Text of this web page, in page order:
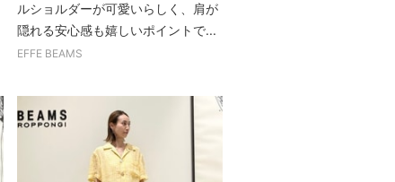
ルショルダーが可愛いらしく、肩が
隠れる安心感も嬉しいポイントで...
EFFE BEAMS